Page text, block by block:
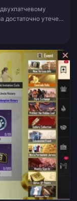
достаточно утечек,